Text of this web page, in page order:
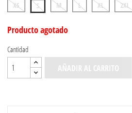
XS S M L XL 2XL
Producto agotado
Cantidad
AÑADIR AL CARRITO